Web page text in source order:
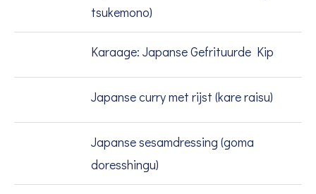
tsukemono)
Karaage: Japanse Gefrituurde Kip
Japanse curry met rijst (kare raisu)
Japanse sesamdressing (goma
doresshingu)